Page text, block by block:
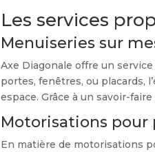
Les services
Menuiseries sur
Axe Diagonale offre un
portes, fenêtres, ou placards,
espace. Grâce à un savoir-
Motorisations pour
En matière de motorisations